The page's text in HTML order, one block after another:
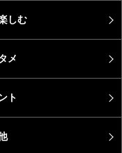
しむ
メ
ト